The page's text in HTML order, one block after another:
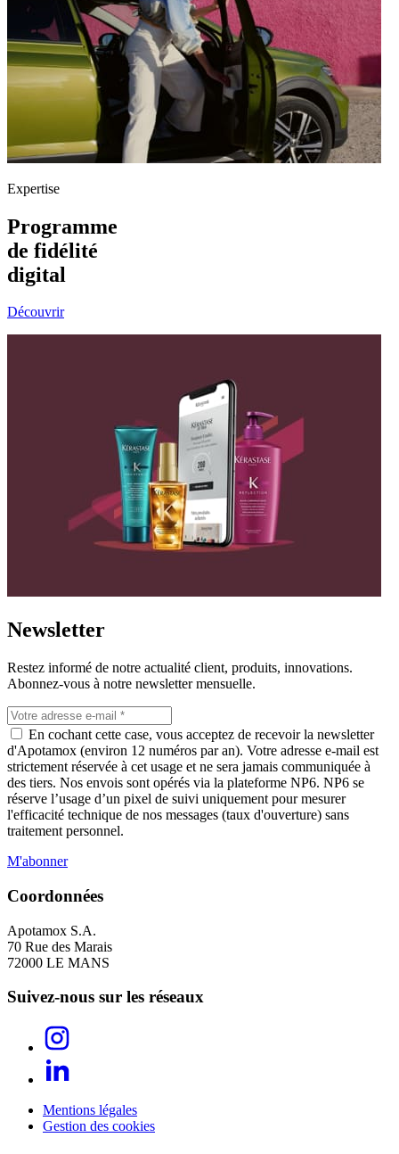
Expertise
Programme
de fidélité
digital
Découvrir
Newsletter
Restez informé de notre actualité client, produits, innovations.
Abonnez-vous à notre newsletter mensuelle.
En cochant cette case, vous acceptez de recevoir la newsletter
d'Apotamox (environ 12 numéros par an). Votre adresse e-mail est
strictement réservée à cet usage et ne sera jamais communiquée à
des tiers. Nos envois sont opérés via la plateforme NP6. NP6 se
réserve l’usage d’un pixel de suivi uniquement pour mesurer
l'efficacité technique de nos messages (taux d'ouverture) sans
traitement personnel.
M'abonner
Coordonnées
Apotamox S.A.
70 Rue des Marais
72000 LE MANS
Suivez-nous sur les réseaux
Mentions légales
Gestion des cookies